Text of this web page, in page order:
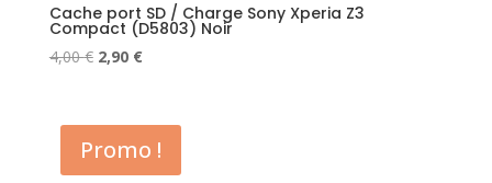
Cache port SD / Charge Sony Xperia Z3
Compact (D5803) Noir
4,00€ Le
était :
4,00 €.
2,90 €Le
est :
2,90 €.
Promo !